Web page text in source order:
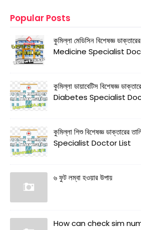
Popular Posts
কুমিল্লা মেডিসিন বিশেষজ্ঞ
Medicine Specialist
কুমিল্লা ডায়াবেটিস বিশেষজ্ঞ
Diabetes Specialist
কুমিল্লা শিশু বিশেষজ্ঞ
Specialist Doctor List
৬ ফুট লম্বা হওয়ার উপায়
How can check sim